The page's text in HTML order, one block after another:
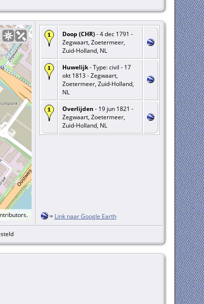
Doop (CHR)- 4 dec 1791 -
Zegwaart, Zoetermeer,
Zuid-Holland, NL
Huwelijk- Type: civil - 17
okt 1813 - Zegwaart,
Zoetermeer, Zuid-Holland,
NL
Overlijden - 19 jun 1821 -
Zegwaart, Zoetermeer,
Zuid-Holland, NL
= Link naar Google Earth